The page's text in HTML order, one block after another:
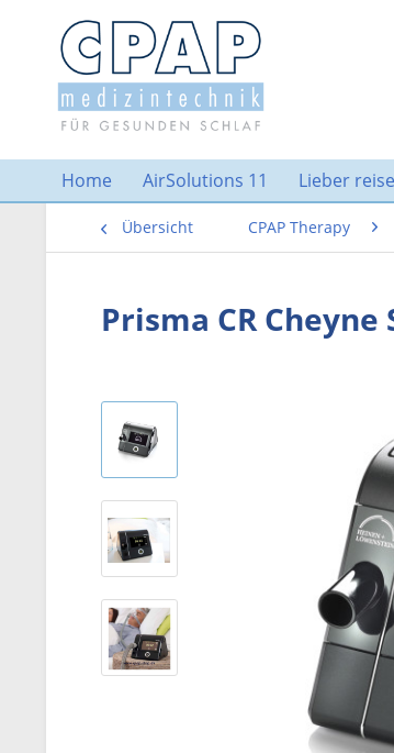
Home AirSolutions 11 Lieber
Übersicht CPAP Therapy
Prisma CR